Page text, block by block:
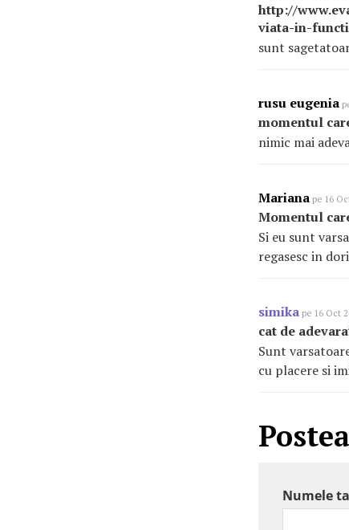
http://
viata-in-
sunt
rusu eugenia
momentul
nimic mai
Mariana pe 16
Momentul
Si eu sunt
regasesc in
simika pe 16 Oct
cat de
Sunt
cu placere si
Numele